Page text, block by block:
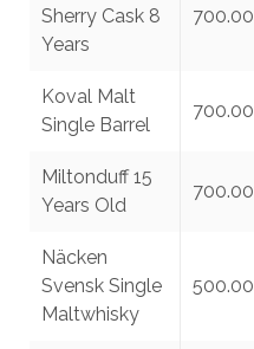
Sherry Cask 8
Years
700.00
Koval Malt
Single Barrel
700.00
Miltonduff 15
Years Old
700.00
Näcken
Svensk Single
Maltwhisky
500.00